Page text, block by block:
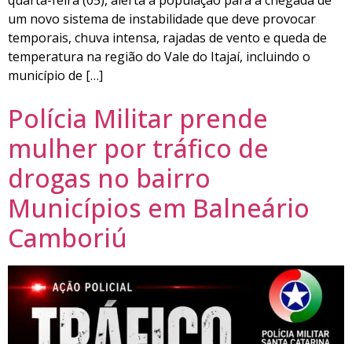
um novo sistema de instabilidade que deve provocar
temporais, chuva intensa, rajadas de vento e queda de
temperatura na região do Vale do Itajaí, incluindo o
município de […]
Polícia Militar prende
mulher por tráfico de
drogas no bairro
Municípios em Balneário
Camboriú